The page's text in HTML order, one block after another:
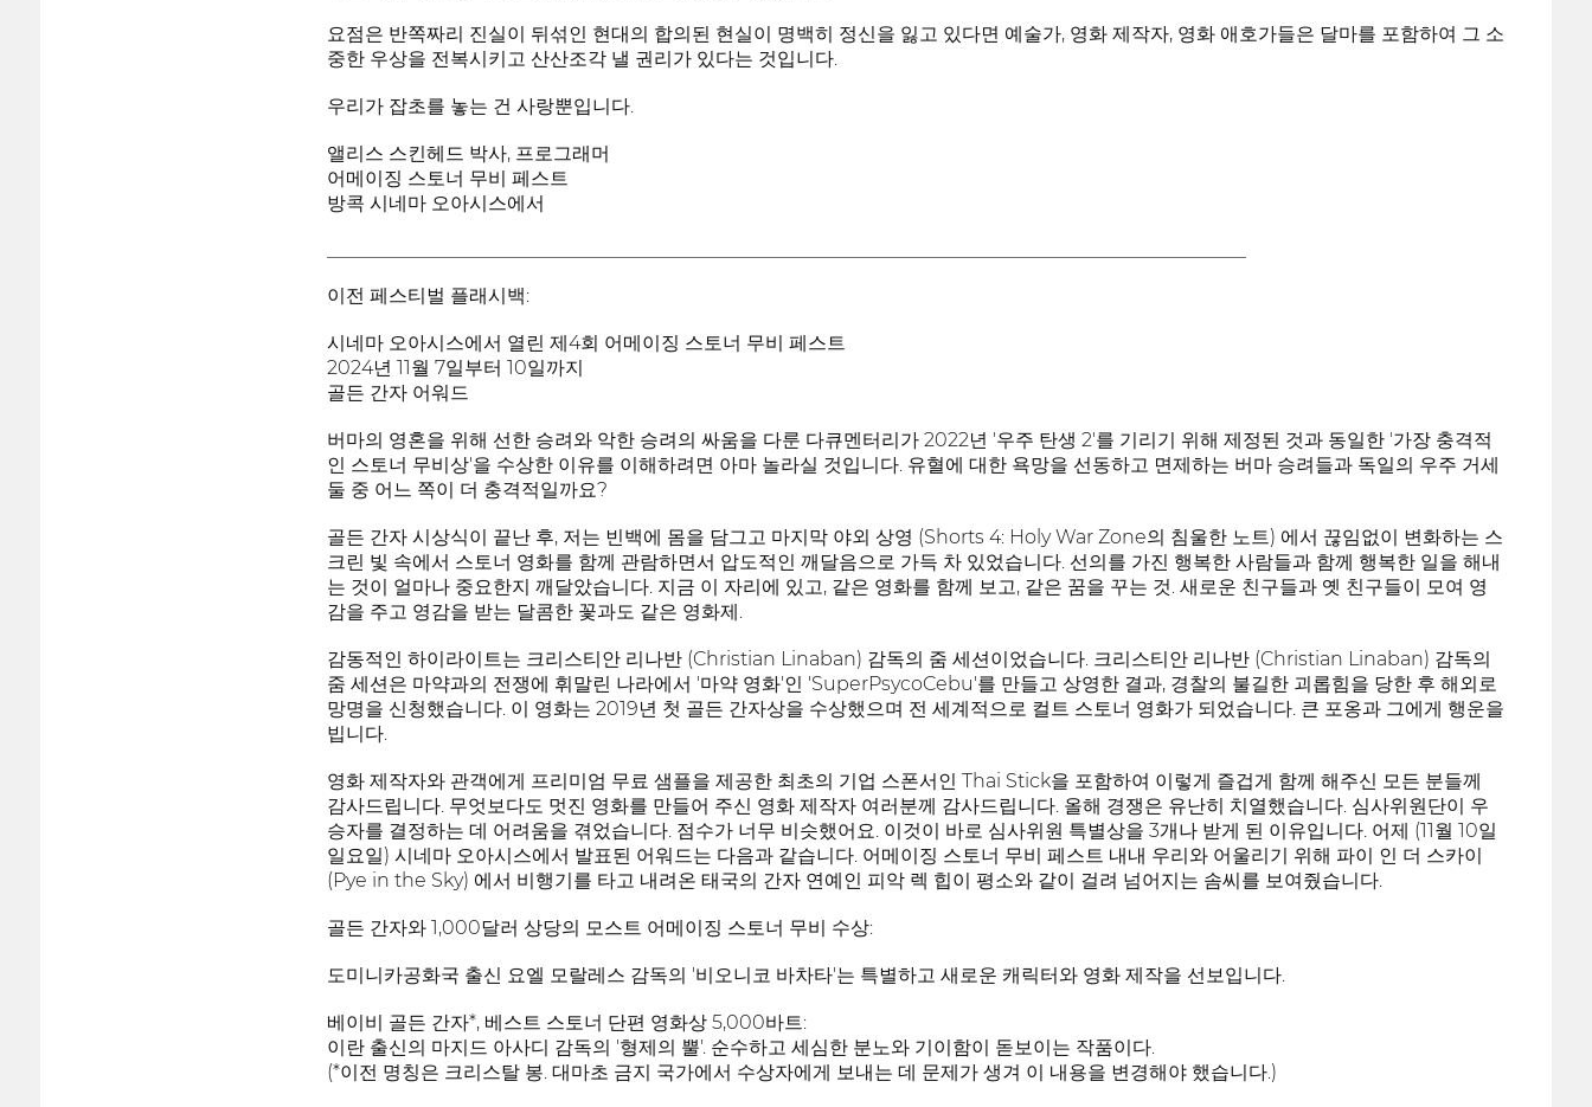
요점은 반쪽짜리 진실이 뒤섞인 현대의 합의된 현실이 명백히 정신을 잃고 있다면 예술가, 영화 제작자, 영화 애호가들은 달마를 포함하여 그 소
중한 우상을 전복시키고 산산조각 낼 권리가 있다는 것입니다.
우리가 잡초를 놓는 건 사랑뿐입니다.
앨리스 스킨헤드 박사, 프로그래머
어메이징 스토너 무비 페스트
방콕 시네마 오아시스에서
이전 페스티벌 플래시백:
시네마 오아시스에서 열린 제4회 어메이징 스토너 무비 페스트
2024년 11월 7일부터 10일까지
골든 간자 어워드
버마의 영혼을 위해 선한 승려와 악한 승려의 싸움을 다룬 다큐멘터리가 2022년 '우주 탄생 2'를 기리기 위해 제정된 것과 동일한 '가장 충격적
인 스토너 무비상'을 수상한 이유를 이해하려면 아마 놀라실 것입니다. 유혈에 대한 욕망을 선동하고 면제하는 버마 승려들과 독일의 우주 거세
둘 중 어느 쪽이 더 충격적일까요?
골든 간자 시상식이 끝난 후, 저는 빈백에 몸을 담그고 마지막 야외 상영 (Shorts 4: Holy War Zone의 침울한 노트) 에서 끊임없이 변화하는 스
크린 빛 속에서 스토너 영화를 함께 관람하면서 압도적인 깨달음으로 가득 차 있었습니다. 선의를 가진 행복한 사람들과 함께 행복한 일을 해내
는 것이 얼마나 중요한지 깨달았습니다. 지금 이 자리에 있고, 같은 영화를 함께 보고, 같은 꿈을 꾸는 것. 새로운 친구들과 옛 친구들이 모여 영
감을 주고 영감을 받는 달콤한 꽃과도 같은 영화제.
감동적인 하이라이트는 크리스티안 리나반 (Christian Linaban) 감독의 줌 세션이었습니다. 크리스티안 리나반 (Christian Linaban) 감독의
줌 세션은 마약과의 전쟁에 휘말린 나라에서 '마약 영화'인 'SuperPsycoCebu'를 만들고 상영한 결과, 경찰의 불길한 괴롭힘을 당한 후 해외로
망명을 신청했습니다. 이 영화는 2019년 첫 골든 간자상을 수상했으며 전 세계적으로 컬트 스토너 영화가 되었습니다. 큰 포옹과 그에게 행운을
빕니다.
영화 제작자와 관객에게 프리미엄 무료 샘플을 제공한 최초의 기업 스폰서인 Thai Stick을 포함하여 이렇게 즐겁게 함께 해주신 모든 분들께
감사드립니다. 무엇보다도 멋진 영화를 만들어 주신 영화 제작자 여러분께 감사드립니다. 올해 경쟁은 유난히 치열했습니다. 심사위원단이 우
승자를 결정하는 데 어려움을 겪었습니다. 점수가 너무 비슷했어요. 이것이 바로 심사위원 특별상을 3개나 받게 된 이유입니다. 어제 (11월 10일
일요일) 시네마 오아시스에서 발표된 어워드는 다음과 같습니다. 어메이징 스토너 무비 페스트 내내 우리와 어울리기 위해 파이 인 더 스카이
(Pye in the Sky) 에서 비행기를 타고 내려온 태국의 간자 연예인 피악 렉 힙이 평소와 같이 걸려 넘어지는 솜씨를 보여줬습니다.
골든 간자와 1,000달러 상당의 모스트 어메이징 스토너 무비 수상:
도미니카공화국 출신 요엘 모랄레스 감독의 '비오니코 바차타'는 특별하고 새로운 캐릭터와 영화 제작을 선보입니다.
베이비 골든 간자*, 베스트 스토너 단편 영화상 5,000바트:
이란 출신의 마지드 아사디 감독의 '형제의 뿔'. 순수하고 세심한 분노와 기이함이 돋보이는 작품이다.
(*이전 명칭은 크리스탈 봉. 대마초 금지 국가에서 수상자에게 보내는 데 문제가 생겨 이 내용을 변경해야 했습니다.)